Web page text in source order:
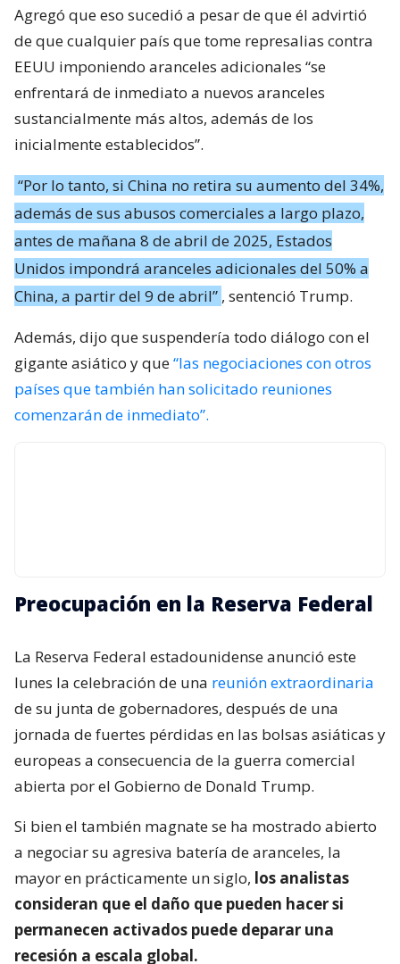
Agregó que eso sucedió a pesar de que él advirtió
de que cualquier país que tome represalias contra
EEUU imponiendo aranceles adicionales “se
enfrentará de inmediato a nuevos aranceles
sustancialmente más altos, además de los
inicialmente establecidos”.
“Por lo tanto, si China no retira su aumento del 34%,
además de sus abusos comerciales a largo plazo,
antes de mañana 8 de abril de 2025, Estados
Unidos impondrá aranceles adicionales del 50% a
China, a partir del 9 de abril” , sentenció Trump.
Además, dijo que suspendería todo diálogo con el
gigante asiático y que“las negociaciones con otros
países que también han solicitado reuniones
comenzarán de inmediato”.
Preocupación en la Reserva Federal
La Reserva Federal estadounidense anunció este
lunes la celebración de una reunión extraordinaria
de su junta de gobernadores, después de una
jornada de fuertes pérdidas en las bolsas asiáticas y
europeas a consecuencia de la guerra comercial
abierta por el Gobierno de Donald Trump.
Si bien el también magnate se ha mostrado abierto
a negociar su agresiva batería de aranceles, la
mayor en prácticamente un siglo, los analistas
consideran que el daño que pueden hacer si
permanecen activados puede deparar una
recesión a escala global.